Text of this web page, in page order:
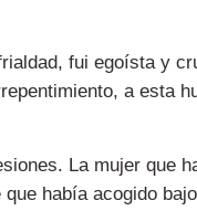
fui egoísta y
a esta
La mujer que
había acogido